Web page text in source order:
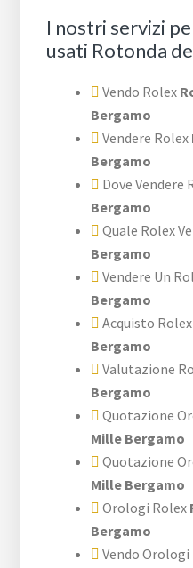
I nostri servizi
usati Rotonda
Vendo Rolex
Bergamo
Vendere Rolex
Bergamo
Dove Vendere
Bergamo
Quale Rolex
Bergamo
Vendere Un
Bergamo
Acquisto Rolex
Bergamo
Valutazione
Bergamo
Quotazione
Mille Bergamo
Quotazione
Mille Bergamo
Orologi Rolex
Bergamo
Vendo Orologi